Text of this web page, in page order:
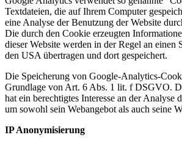
Textdateien, die auf Ihrem Computer
eine Analyse der Benutzung der Website
Die durch den Cookie erzeugten
dieser Website werden in der Regel an einen
den USA übertragen und dort gespeichert.
Die Speicherung von Google-Analytics-
Grundlage von Art. 6 Abs. 1 lit. f DSGVO.
hat ein berechtigtes Interesse an der Analyse
um sowohl sein Webangebot als auch seine
IP Anonymisierung